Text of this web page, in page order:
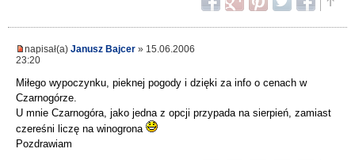
napisał(a) Janusz Bajcer » 15.06.2006
23:20
Miłego wypoczynku, pieknej pogody i dzięki za info o cenach w
Czarnogórze.
U mnie Czarnogóra, jako jedna z opcji przypada na sierpień, zamiast
czereśni liczę na winogrona
Pozdrawiam